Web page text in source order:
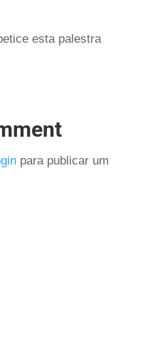
esta palestra
para publicar um